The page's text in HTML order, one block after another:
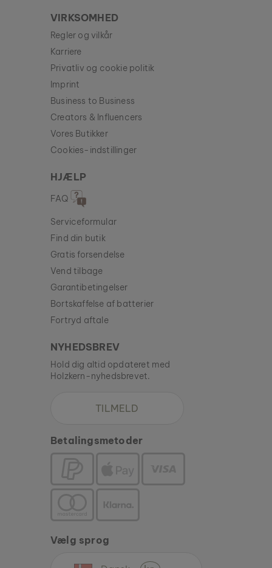
VIRKSOMHED
Regler og vilkår
Karriere
Privatliv og cookie politik
Imprint
Business to Business
Creators & Influencers
Vores Butikker
Cookies-indstillinger
HJÆLP
FAQ
Serviceformular
Find din butik
Gratis forsendelse
Vend tilbage
Garantibetingelser
Bortskaffelse af batterier
Fortryd aftale
NYHEDSBREV
Hold dig altid opdateret med
Holzkern-nyhedsbrevet.
TILMELD
Betalingsmetoder
Vælg sprog